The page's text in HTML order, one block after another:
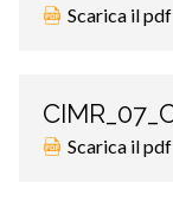
Scarica il pdf
Scarica il pdf